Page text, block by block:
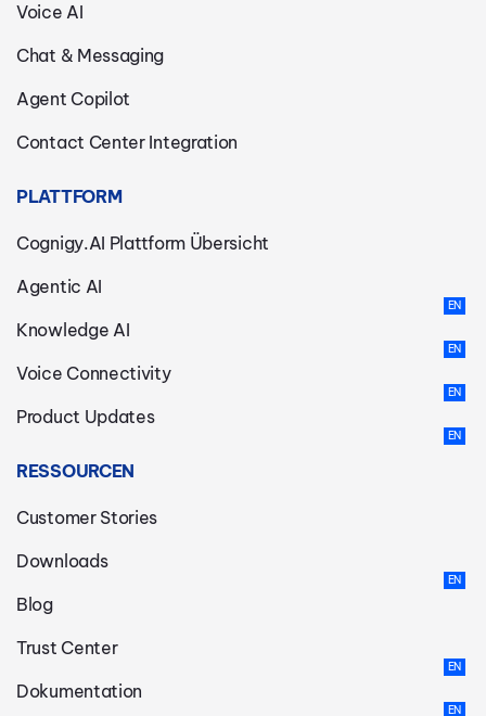
Voice AI
Chat & Messaging
Agent Copilot
Contact Center Integration
PLATTFORM
Cognigy.AI Plattform Übersicht
Agentic AI
Knowledge AI
Voice Connectivity
Product Updates
RESSOURCEN
Customer Stories
Downloads
Blog
Trust Center
Dokumentation